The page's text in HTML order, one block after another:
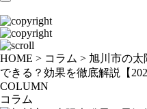
HOME > コラム > 旭川市の太
できる？効果を徹底解説【
COLUMN
コラム